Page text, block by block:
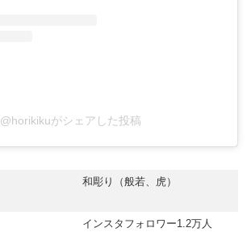
@horikikuがシェアした投稿
和彫り（般若、虎）
インスタフォロワー1.2万人